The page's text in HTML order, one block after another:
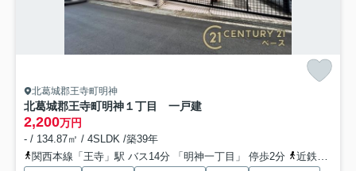
北葛城郡王寺町明神
北葛城郡王寺町明神１丁目 一戸建
2,200万円
- / 134.87㎡ / 4SLDK /築39年
関西本線「王寺」駅 バス14分 「明神一丁目」 停歩2分
近鉄生駒線「王寺」駅 バス14分 「明神一丁目」 停歩2分